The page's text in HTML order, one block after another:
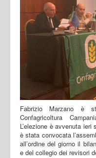
Fabrizio Marzano è
Confagricoltura
L’elezione è avvenuta ieri
è stata convocata
all’ordine del giorno il
e del collegio dei revisori